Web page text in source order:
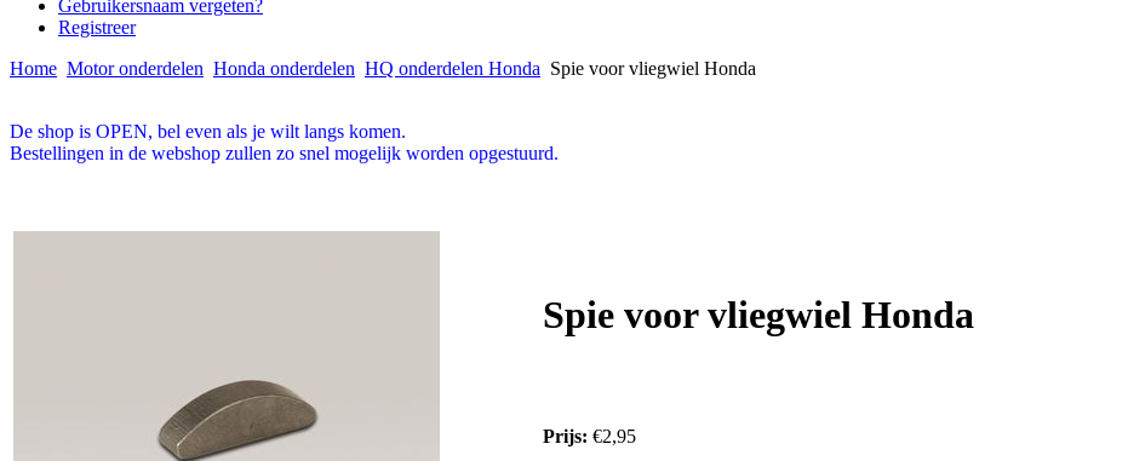
Gebruikersnaam vergeten?
Registreer
Home Motor onderdelen Honda onderdelen HQ onderdelen Honda Spie voor vliegwiel Honda
De shop is OPEN, bel even als je wilt langs komen.
Bestellingen in de webshop zullen zo snel mogelijk worden opgestuurd.
Spie voor vliegwiel Honda
Prijs: €2,95